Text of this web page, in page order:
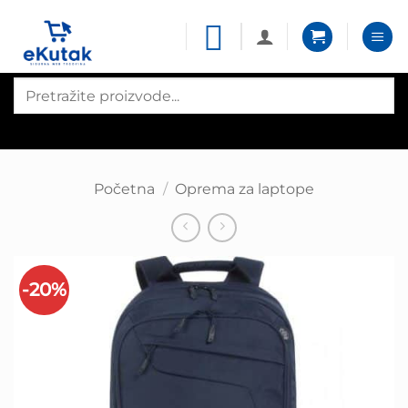
content
search
Početna / Oprema za laptope
-20%